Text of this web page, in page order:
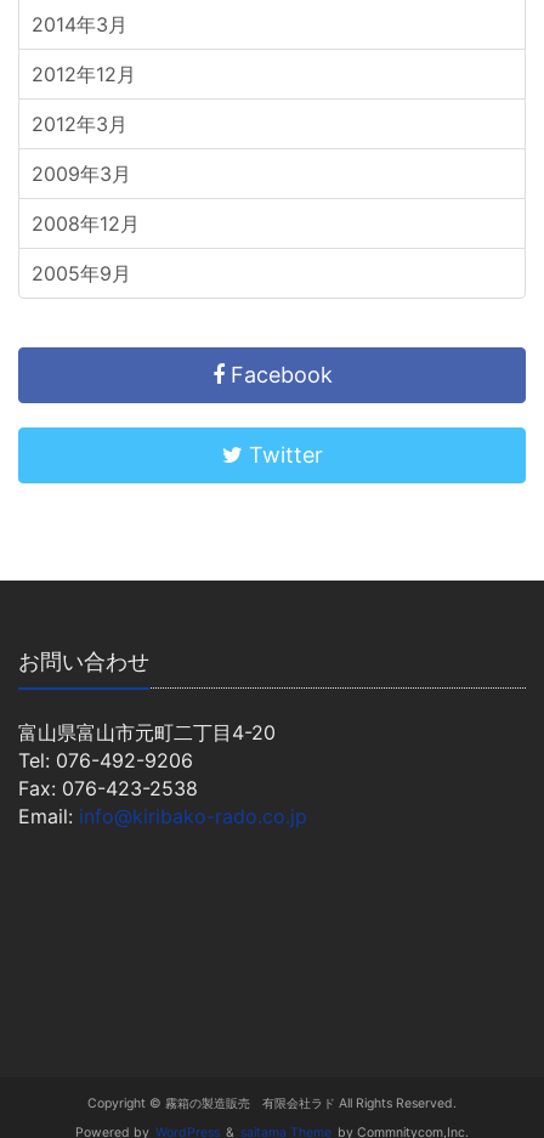
2014年3月
2012年12月
2012年3月
2009年3月
2008年12月
2005年9月
Facebook
Twitter
お問い合わせ
富山県富山市元町二丁目4-20
Tel: 076-492-9206
Fax: 076-423-2538
Email: info@kiribako-rado.co.jp
Copyright © 霧箱の製造販売 有限会社ラド All Rights Reserved.
Powered by WordPress & saitama Theme by Commnitycom,Inc.